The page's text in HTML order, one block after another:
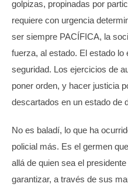
golpizas, propinadas por
requiere con urgencia
ser siempre PACÍFICA, la
fuerza, al estado. El estado
seguridad. Los ejercicios de
poner orden, y hacer justicia
descartados en un estado de
No es baladí, lo que ha
policial más. Es el germen
allá de quien sea el
garantizar, a través de sus